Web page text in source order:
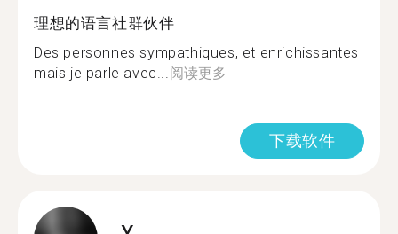
理想的语言社群伙伴
Des personnes sympathiques, et enrichissantes
mais je parle avec...阅读更多
下载软件